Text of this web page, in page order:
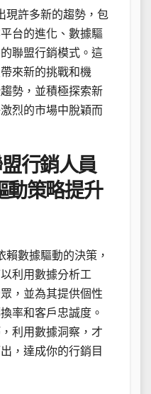
現許多新的趨勢，包
台的進化、數據驅
聯盟行銷模式。這
來新的挑戰和機
勢，並積極探索新
烈的市場中脫穎而
行銷人員
動策略提升
賴數據驅動的決策，
利用數據分析工
，並為其提供個性
率和客戶忠誠度。
利用數據洞察，才
，達成你的行銷目